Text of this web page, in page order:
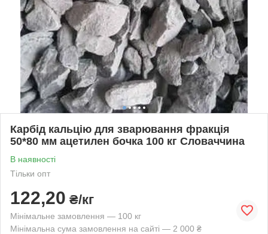
Карбід кальцію для зварювання фракція
50*80 мм ацетилен бочка 100 кг Словаччина
В наявності
Тільки опт
122,20 ₴/кг
Мінімальне замовлення — 100 кг
Мінімальна сума замовлення на сайті — 2 000 ₴